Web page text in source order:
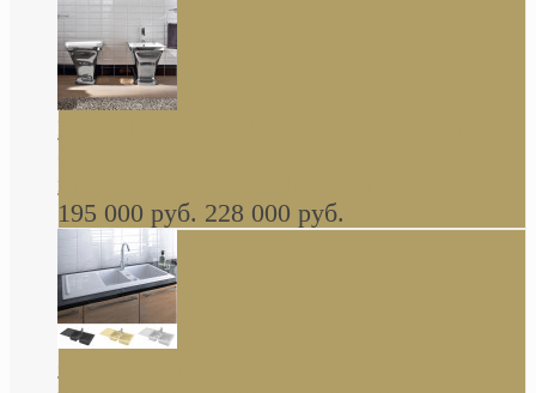
Butterfly Scarabeo КОМПЛЕКТ санфаянса
глянцевая платина В НАЛИЧИИ
195 000 руб. 228 000 руб.